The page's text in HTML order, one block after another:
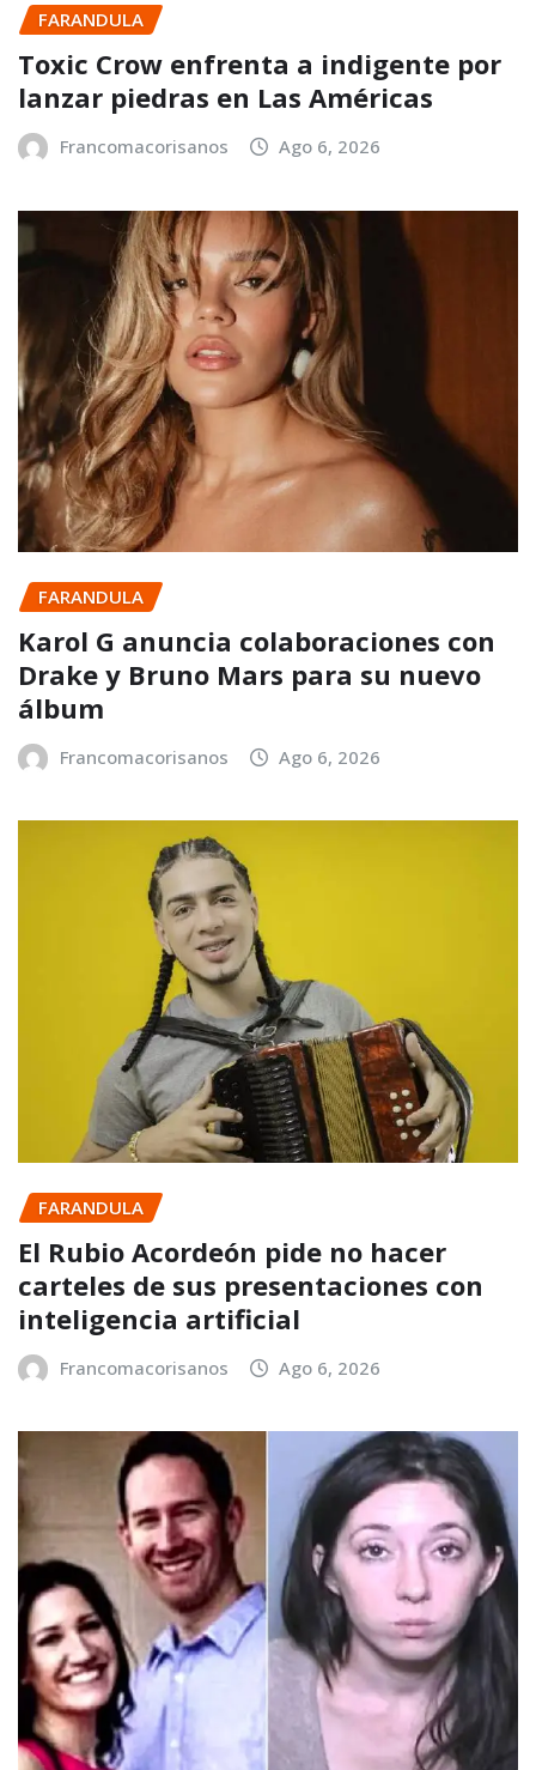
FARANDULA
Toxic Crow enfrenta a indigente por
lanzar piedras en Las Américas
Francomacorisanos Ago 6, 2026
FARANDULA
Karol G anuncia colaboraciones con
Drake y Bruno Mars para su nuevo
álbum
Francomacorisanos Ago 6, 2026
FARANDULA
El Rubio Acordeón pide no hacer
carteles de sus presentaciones con
inteligencia artificial
Francomacorisanos Ago 6, 2026